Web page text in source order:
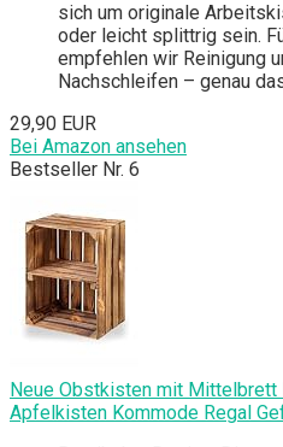
sich um originale
oder leicht splittrig sein.
empfehlen wir Reinigung
Nachschleifen – genau
29,90 EUR
Bei Amazon ansehen
Bestseller Nr. 6
Neue Obstkisten mit
Apfelkisten Kommode Regal